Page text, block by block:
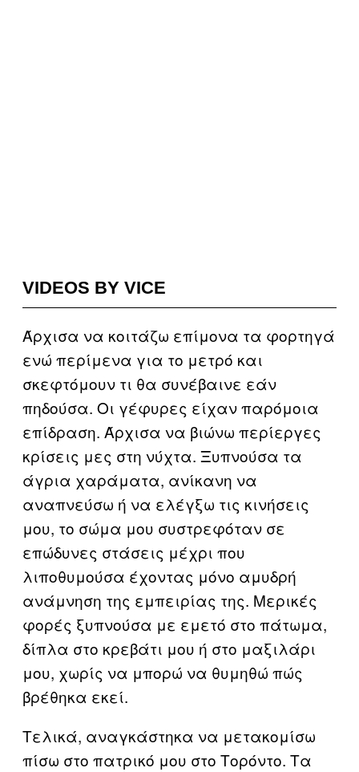
VIDEOS BY VICE
Άρχισα να κοιτάζω επίμονα τα φορτηγά
ενώ περίμενα για το μετρό και
σκεφτόμουν τι θα συνέβαινε εάν
πηδούσα. Οι γέφυρες είχαν παρόμοια
επίδραση. Άρχισα να βιώνω περίεργες
κρίσεις μες στη νύχτα. Ξυπνούσα τα
άγρια χαράματα, ανίκανη να
αναπνεύσω ή να ελέγξω τις κινήσεις
μου, το σώμα μου συστρεφόταν σε
επώδυνες στάσεις μέχρι που
λιποθυμούσα έχοντας μόνο αμυδρή
ανάμνηση της εμπειρίας της. Μερικές
φορές ξυπνούσα με εμετό στο πάτωμα,
δίπλα στο κρεβάτι μου ή στο μαξιλάρι
μου, χωρίς να μπορώ να θυμηθώ πώς
βρέθηκα εκεί.
Τελικά, αναγκάστηκα να μετακομίσω
πίσω στο πατρικό μου στο Τορόντο. Τα